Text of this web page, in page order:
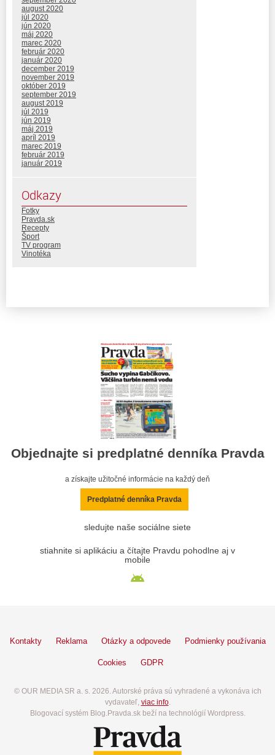
august 2020
júl 2020
jún 2020
máj 2020
marec 2020
február 2020
január 2020
december 2019
november 2019
október 2019
september 2019
august 2019
júl 2019
jún 2019
máj 2019
apríl 2019
marec 2019
február 2019
január 2019
Odkazy
Fotky
Pravda.sk
Recepty
Šport
TV program
Vinotéka
Objednajte si predplatné denníka Pravda
a získajte užitočné informácie na každý deň
Predplatné denníka Pravda
sledujte naše sociálne siete
stiahnite si aplikáciu a čítajte Pravdu pohodlne aj v
mobile
Kontakty Reklama Otázky a odpovede Podmienky používania
Cookies GDPR
© OUR MEDIA SR a. s. 2026. Autorské práva sú vyhradené a vykonáva ich
vydavateľ, viac info.
Blogovací systém Blog.Pravda.sk beží na technológií Wordpress.